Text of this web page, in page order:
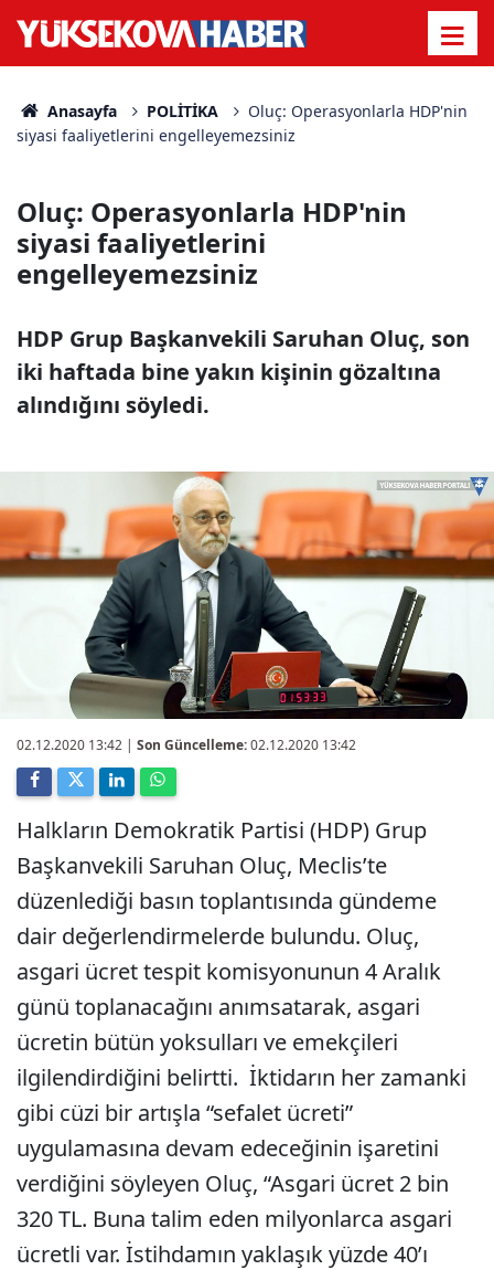
Anasayfa POLİTİKA
Oluç: Operasyonlarla HDP'nin
siyasi faaliyetlerini engelleyemezsiniz
Oluç: Operasyonlarla HDP'nin
siyasi faaliyetlerini
engelleyemezsiniz
HDP Grup Başkanvekili Saruhan Oluç, son
iki haftada bine yakın kişinin gözaltına
alındığını söyledi.
02.12.2020 13:42 | Son Güncelleme:02.12.2020 13:42
Halkların Demokratik Partisi (HDP) Grup
Başkanvekili Saruhan Oluç, Meclis’te
düzenlediği basın toplantısında gündeme
dair değerlendirmelerde bulundu. Oluç,
asgari ücret tespit komisyonunun 4 Aralık
günü toplanacağını anımsatarak, asgari
ücretin bütün yoksulları ve emekçileri
ilgilendirdiğini belirtti. İktidarın her zamanki
gibi cüzi bir artışla “sefalet ücreti”
uygulamasına devam edeceğinin işaretini
verdiğini söyleyen Oluç, “Asgari ücret 2 bin
320 TL. Buna talim eden milyonlarca asgari
ücretli var. İstihdamın yaklaşık yüzde 40’ı